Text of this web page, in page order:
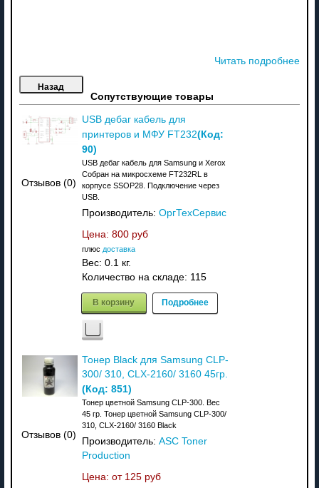
Читать подробнее
Сопутствующие товары
Отзывов (0)
USB дебаг кабель для
принтеров и МФУ FT232(Код:
90)
USB дебаг кабель для Samsung и Xerox
Собран на микросхеме FT232RL в
корпусе SSOP28. Подключение через
USB.
Производитель: ОргТехСервис
Цена: 800 руб
плюс доставка
Вес: 0.1 кг.
Количество на складе: 115
В корзину Подробнее
Отзывов (0)
Тонер Black для Samsung CLP-
300/ 310, CLX-2160/ 3160 45гр.
(Код: 851)
Тонер цветной Samsung CLP-300. Вес
45 гр. Тонер цветной Samsung CLP-300/
310, CLX-2160/ 3160 Black
Производитель: ASC Toner
Production
Цена: от 125 руб